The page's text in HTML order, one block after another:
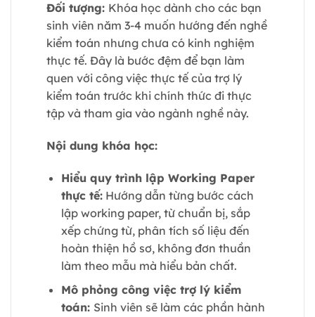
Đối tượng: Khóa học dành cho các bạn
sinh viên năm 3-4 muốn hướng đến nghề
kiểm toán nhưng chưa có kinh nghiệm
thực tế. Đây là bước đệm để bạn làm
quen với công việc thực tế của trợ lý
kiểm toán trước khi chính thức đi thực
tập và tham gia vào ngành nghề này.
Nội dung khóa học:
Hiểu quy trình lập Working Paper
thực tế:Hướng dẫn từng bước cách
lập working paper, từ chuẩn bị, sắp
xếp chứng từ, phân tích số liệu đến
hoàn thiện hồ sơ, không đơn thuần
làm theo mẫu mà hiểu bản chất.
Mô phỏng công việc trợ lý kiểm
toán: Sinh viên sẽ làm các phần hành